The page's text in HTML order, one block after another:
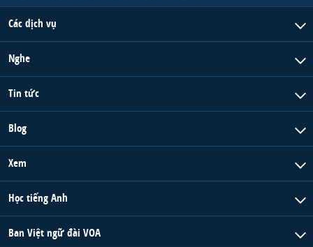
Các dịch vụ
Nghe
Tin tức
Blog
Xem
Học tiếng Anh
Ban Việt ngữ đài VOA